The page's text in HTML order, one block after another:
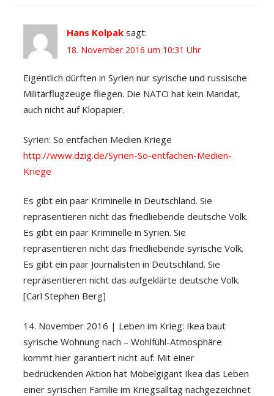
Hans Kolpak sagt:
18. November 2016 um 10:31 Uhr
Eigentlich dürften in Syrien nur syrische und russische
Militärflugzeuge fliegen. Die NATO hat kein Mandat,
auch nicht auf Klopapier.
Syrien: So entfachen Medien Kriege
http://www.dzig.de/Syrien-So-entfachen-Medien-
Kriege
Es gibt ein paar Kriminelle in Deutschland. Sie
repräsentieren nicht das friedliebende deutsche Volk.
Es gibt ein paar Kriminelle in Syrien. Sie
repräsentieren nicht das friedliebende syrische Volk.
Es gibt ein paar Journalisten in Deutschland. Sie
repräsentieren nicht das aufgeklärte deutsche Volk.
[Carl Stephen Berg]
14. November 2016 | Leben im Krieg: Ikea baut
syrische Wohnung nach – Wohlfühl-Atmosphäre
kommt hier garantiert nicht auf: Mit einer
bedrückenden Aktion hat Möbelgigant Ikea das Leben
einer syrischen Familie im Kriegsalltag nachgezeichnet